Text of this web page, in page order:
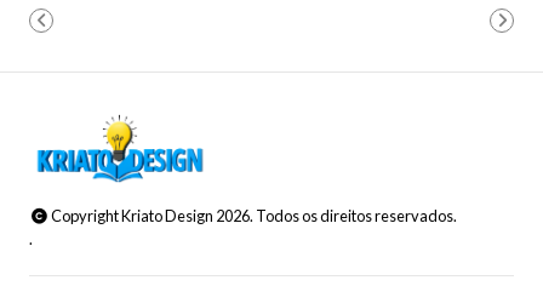
Copyright Kriato Design 2026. Todos os direitos reservados.
.